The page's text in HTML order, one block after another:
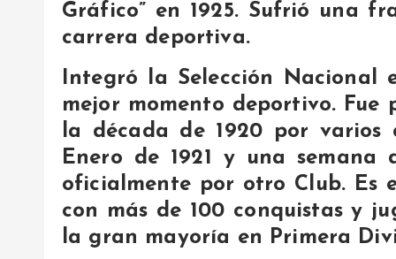
Gráfico” en 1925. Sufrió una
carrera deportiva.
Integró la Selección Nacional
mejor momento deportivo. Fue
la década de 1920 por varios
Enero de 1921 y una semana
oficialmente por otro Club. Es
con más de 100 conquistas y
la gran mayoría en Primera